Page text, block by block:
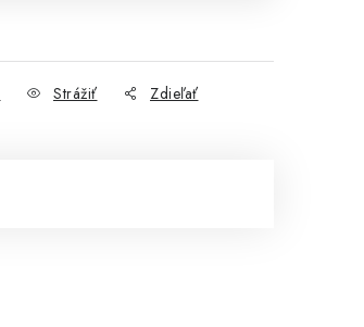
Strážiť Zdieľať